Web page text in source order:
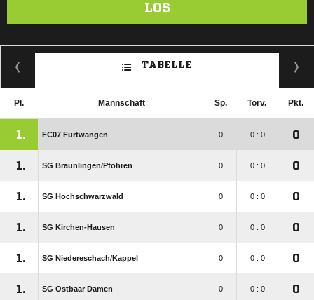
LOS
TABELLE
Pl. Mannschaft Sp. Torv. Pkt.
1. FC07 Furtwangen 0 0 : 0 0
1. SG Bräunlingen/​Pfohren 0 0 : 0 0
1. SG Hochschwarzwald 0 0 : 0 0
1. SG Kirchen-Hausen 0 0 : 0 0
1. SG Niedereschach/​Kappel 0 0 : 0 0
1. SG Ostbaar Damen 0 0 : 0 0